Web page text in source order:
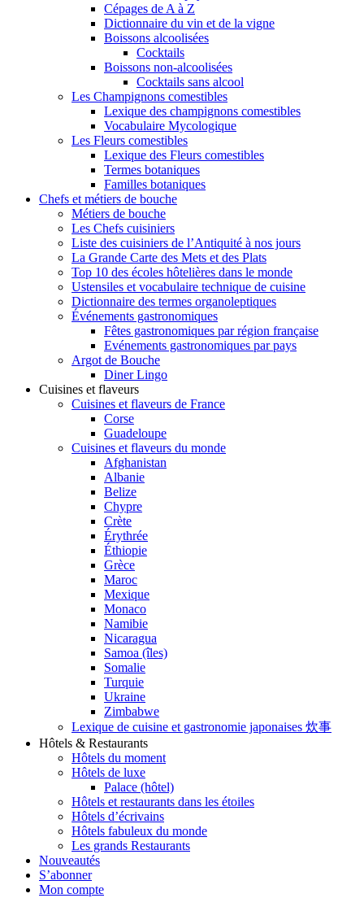
Cépages de A à Z
Dictionnaire du vin et de la vigne
Boissons alcoolisées
Cocktails
Boissons non-alcoolisées
Cocktails sans alcool
Les Champignons comestibles
Lexique des champignons comestibles
Vocabulaire Mycologique
Les Fleurs comestibles
Lexique des Fleurs comestibles
Termes botaniques
Familles botaniques
Chefs et métiers de bouche
Métiers de bouche
Les Chefs cuisiniers
Liste des cuisiniers de l’Antiquité à nos jours
La Grande Carte des Mets et des Plats
Top 10 des écoles hôtelières dans le monde
Ustensiles et vocabulaire technique de cuisine
Dictionnaire des termes organoleptiques
Événements gastronomiques
Fêtes gastronomiques par région française
Evénements gastronomiques par pays
Argot de Bouche
Diner Lingo
Cuisines et flaveurs
Cuisines et flaveurs de France
Corse
Guadeloupe
Cuisines et flaveurs du monde
Afghanistan
Albanie
Belize
Chypre
Crète
Érythrée
Éthiopie
Grèce
Maroc
Mexique
Monaco
Namibie
Nicaragua
Samoa (îles)
Somalie
Turquie
Ukraine
Zimbabwe
Lexique de cuisine et gastronomie japonaises 炊事
Hôtels & Restaurants
Hôtels du moment
Hôtels de luxe
Palace (hôtel)
Hôtels et restaurants dans les étoiles
Hôtels d’écrivains
Hôtels fabuleux du monde
Les grands Restaurants
Nouveautés
S’abonner
Mon compte